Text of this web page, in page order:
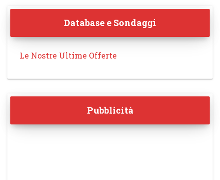
Database e Sondaggi
Le Nostre Ultime Offerte
Pubblicità